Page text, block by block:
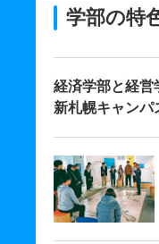
学部の特
経済学部と経営
新札幌キャンパ